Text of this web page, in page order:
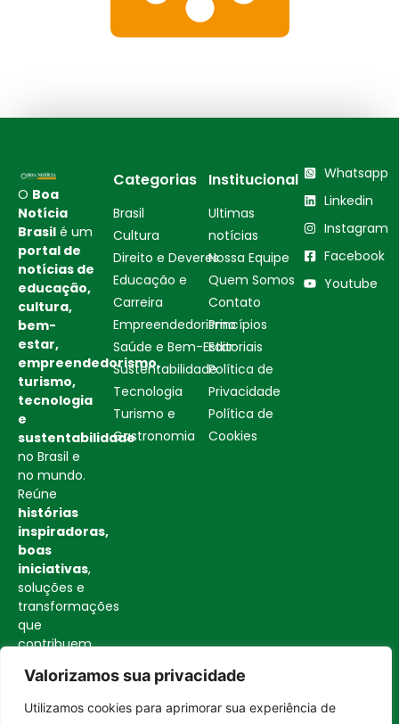
Valorizamos sua privacidade
Utilizamos cookies para aprimorar sua experiência de
O Boa
Notícia
Brasil é um
portal de
notícias de
educação,
cultura,
bem-
estar,
empreendedorismo,
turismo,
tecnologia
e
sustentabilidade
no Brasil e
no mundo.
Reúne
histórias
inspiradoras,
boas
iniciativas,
soluções e
transformações
que
contribuem
sociedade
mais
consciente
Categorias
Brasil
Cultura
Direito e Deveres
Educação e
Carreira
Empreendedorismo
Saúde e Bem-Estar
Sustentabilidade
Tecnologia
Turismo e
Gastronomia
Institucional
Ultimas
notícias
Nossa Equipe
Quem Somos
Contato
Princípios
Editoriais
Política de
Privacidade
Política de
Cookies
Whatsapp
Linkedin
Instagram
Facebook
Youtube